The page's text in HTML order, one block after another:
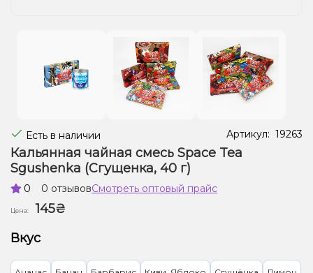
Есть в наличии Артикул: 19263
Кальянная чайная смесь Space Tea
Sgushenka (Сгущенка, 40 г)
0 0 отзывовСмотреть оптовый прайс
Цена:
145₴
Вкус